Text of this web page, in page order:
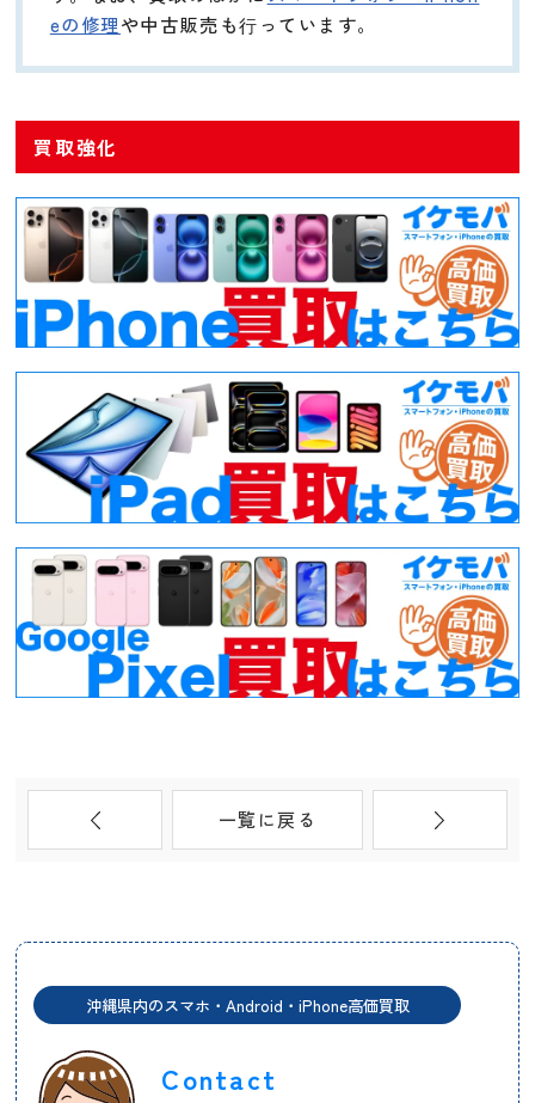
eの修理や中古販売も⾏っています。
買取強化
一覧に戻る
沖縄県内のスマホ・Android・iPhone高価買取
Contact